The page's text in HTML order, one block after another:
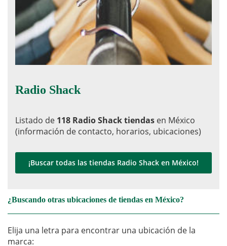
Radio Shack
Listado de 118 Radio Shack tiendas en México
(información de contacto, horarios, ubicaciones)
¡Buscar todas las tiendas Radio Shack en México!
¿Buscando otras ubicaciones de tiendas en México?
Elija una letra para encontrar una ubicación de la
marca: